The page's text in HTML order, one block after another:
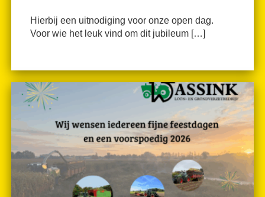
Hierbij een uitnodiging voor onze open dag.
Voor wie het leuk vind om dit jubileum […]